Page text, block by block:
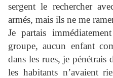
sergent le rechercher
armés, mais ils ne me
Je partais
groupe, aucun enfant
dans les rues, je pénétrais
les habitants n’avaient